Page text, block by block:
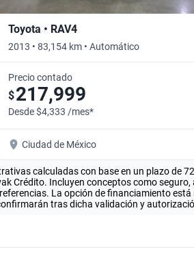
Toyota • RAV4
2013 • 83,154 km • Automático
Precio contado
$217,999
Desde $4,333 /mes*
Ciudad de México
calculadas con base en un plazo de
Crédito. Incluyen conceptos como
La opción de financiamiento
tras dicha validación y